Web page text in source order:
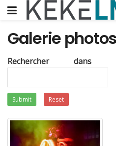
Galerie photos
Rechercher
Submit Reset